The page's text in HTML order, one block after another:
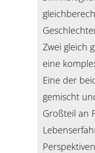
Zwei gleich
eine
Eine der
gemischt
Großteil an